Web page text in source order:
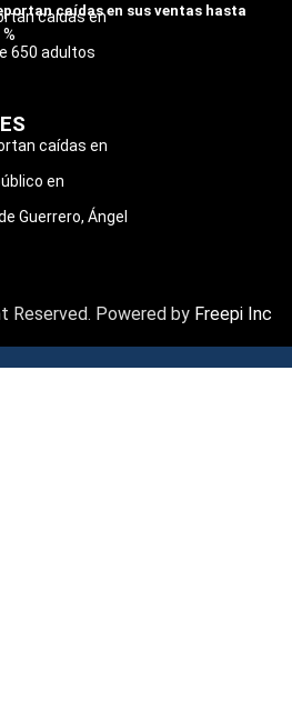
caídas en sus ventas hasta
caídas en
650 adultos
caídas en
en
Guerrero, Ángel
Reserved. Powered by Freepi Inc